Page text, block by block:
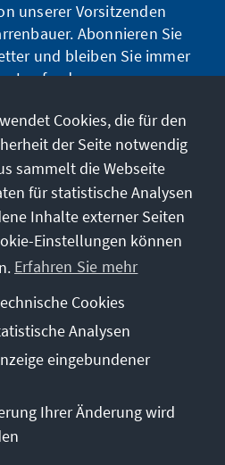
unserer Vorsitzenden
Abonnieren Sie
und bleiben Sie immer
Laufenden.
Datenschutz
Barriere melden
Sitemap
Cookies, die für den
der Seite notwendig
sammelt die Webseite
für statistische Analysen
Inhalte externer Seiten
Einstellungen können
Erfahren Sie mehr
Cookies
Analysen
eingebundener
Ihrer Änderung wird